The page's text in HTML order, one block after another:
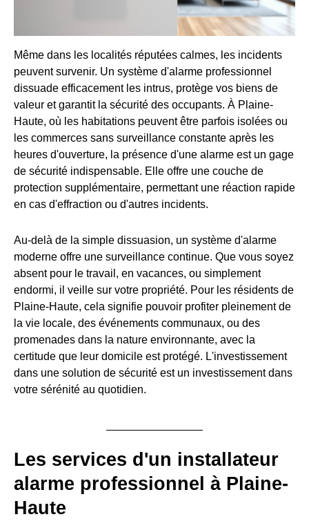
Même dans les localités réputées calmes, les incidents
peuvent survenir. Un système d'alarme professionnel
dissuade efficacement les intrus, protège vos biens de
valeur et garantit la sécurité des occupants. À Plaine-
Haute, où les habitations peuvent être parfois isolées ou
les commerces sans surveillance constante après les
heures d'ouverture, la présence d'une alarme est un gage
de sécurité indispensable. Elle offre une couche de
protection supplémentaire, permettant une réaction rapide
en cas d'effraction ou d'autres incidents.
Au-delà de la simple dissuasion, un système d'alarme
moderne offre une surveillance continue. Que vous soyez
absent pour le travail, en vacances, ou simplement
endormi, il veille sur votre propriété. Pour les résidents de
Plaine-Haute, cela signifie pouvoir profiter pleinement de
la vie locale, des événements communaux, ou des
promenades dans la nature environnante, avec la
certitude que leur domicile est protégé. L'investissement
dans une solution de sécurité est un investissement dans
votre sérénité au quotidien.
Les services d'un installateur
alarme professionnel à Plaine-
Haute